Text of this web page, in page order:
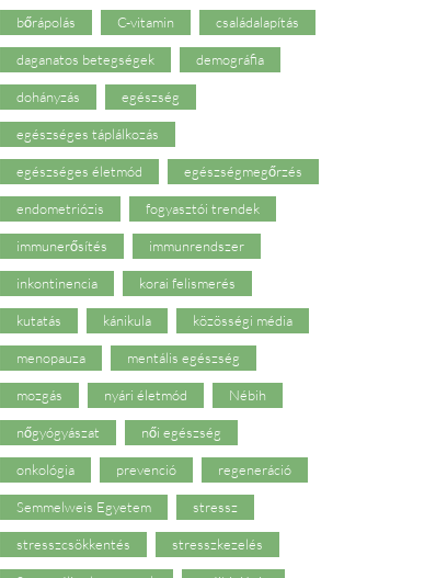
bőrápolás C-vitamin családalapítás
daganatos betegségek demográfia
dohányzás egészség
egészséges táplálkozás
egészséges életmód egészségmegőrzés
endometriózis fogyasztói trendek
immunerősítés immunrendszer
inkontinencia korai felismerés
kutatás kánikula közösségi média
menopauza mentális egészség
mozgás nyári életmód Nébih
nőgyógyászat női egészség
onkológia prevenció regeneráció
Semmelweis Egyetem stressz
stresszcsökkentés stresszkezelés